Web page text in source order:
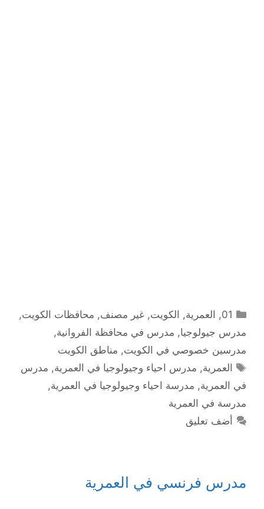
التصنيفات
01
, العمرية, الكويت,غير مصنف, محافظات الكويت,
مدرس جيولوجيا, مدرس في محافظة الفروانية,
مدرسين خصوصي في الكويت, مناطق الكويت
الوسوم
العمرية, مدرس احياء وجيولوجيا في العمرية, مدرس
في العمرية, مدرسة احياء وجيولوجيا في العمرية,
مدرسة في العمرية
أضف تعليق
مدرس فرنسي في العمرية